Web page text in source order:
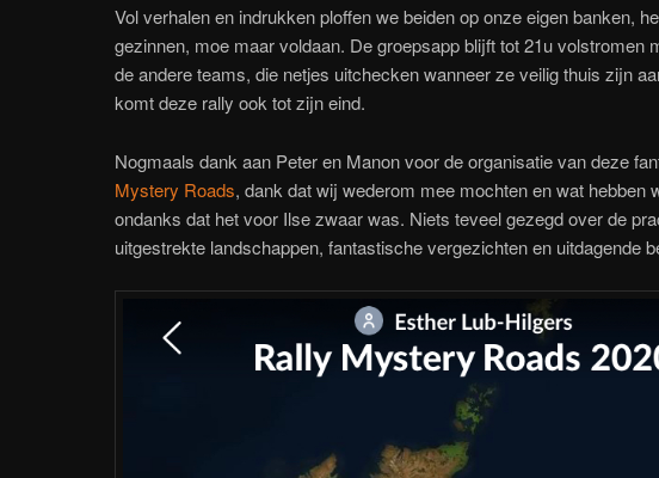
Vol verhalen en indrukken ploffen we beiden op onze eigen banken,
gezinnen, moe maar voldaan. De groepsapp blijft tot 21u volstromen
de andere teams, die netjes uitchecken wanneer ze veilig thuis zijn
komt deze rally ook tot zijn eind.
Nogmaals dank aan Peter en Manon voor de organisatie van deze
Mystery Roads, dank dat wij wederom mee mochten en wat hebben
ondanks dat het voor Ilse zwaar was. Niets teveel gezegd over de
uitgestrekte landschappen, fantastische vergezichten en uitdagende